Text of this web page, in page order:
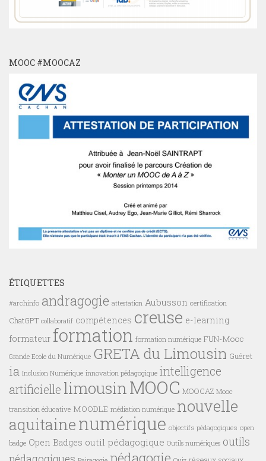
MOOC #MOOCAZ
ÉTIQUETTES
#archinfo andragogie attestation Aubusson certification
ChatGPT collaboratif compétences creuse e-learning
formateur formation formation numérique FUN-Mooc
Grande Ecole du Numérique GRETA du Limousin Guéret
ia Inclusion Numérique innovation pédagogique intelligence
artificielle limousin MOOC MOOCAZ Mooc
transition éducative MOODLE médiation numérique nouvelle
aquitainenumérique objectifs pédagogiques open
badge Open Badges outil pédagogique Outils numériques outils
pédagogie